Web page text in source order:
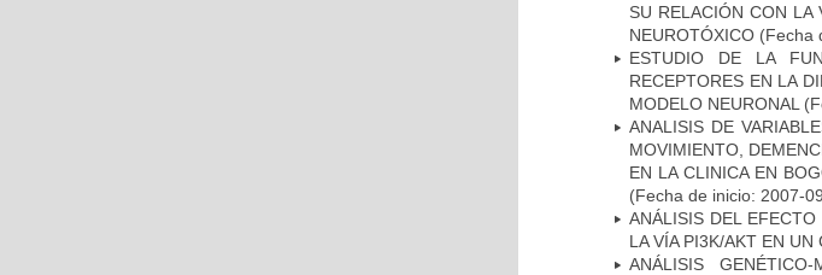
SU RELACIÓN CON LA
NEUROTÓXICO (Fecha
ESTUDIO DE LA
RECEPTORES EN LA
MODELO NEURONAL
ANALISIS DE
MOVIMIENTO,
EN LA CLINICA EN
(Fecha de inicio: 2007-
ANÁLISIS DEL
LA VÍA PI3K/AKT EN
ANÁLISIS